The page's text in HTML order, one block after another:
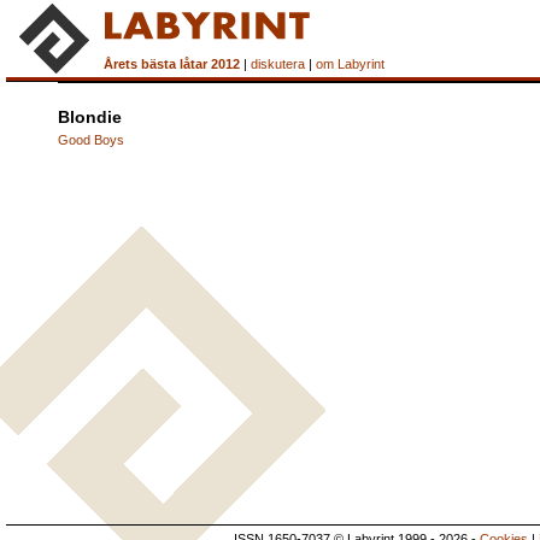
Årets bästa låtar 2012 | diskutera | om Labyrint
Blondie
Good Boys